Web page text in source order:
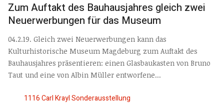
Zum Auftakt des Bauhausjahres gleich zwei
Neuerwerbungen für das Museum
04.2.19. Gleich zwei Neuerwerbungen kann das
Kulturhistorische Museum Magdeburg zum Auftakt des
Bauhausjahres präsentieren: einen Glasbaukasten von Bruno
Taut und eine von Albin Müller entworfene...